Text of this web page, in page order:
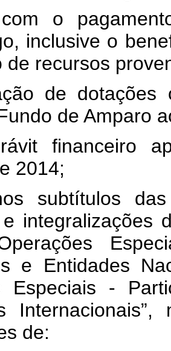
o
inclusive o
de recursos
de dotações
de Amparo
financeiro
2014;
subtítulos das
integralizações
e Entidades
Especiais -
de: